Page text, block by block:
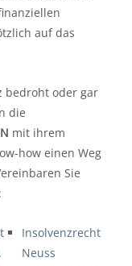
auf das
bedroht oder gar
die
mit ihrem
how einen Weg
Sie
Insolvenzrecht
Neuss